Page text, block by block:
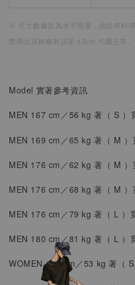
※ 尺寸數據皆為水平測量， 由於布料
際商品規格略有誤差 ±3cm 均屬正常。
Model 實著參考資訊
MEN 167 cm／56 kg 著（ S ）
MEN 169 cm／65 kg 著（ M ）
MEN 176 cm／62 kg 著（ M ）
MEN 176 cm／68 kg 著（ M ）
MEN 176 cm／79 kg 著（ L ）
MEN 180 cm／81 kg 著（ L ）
WOMEN 163 cm／53 kg 著（ S